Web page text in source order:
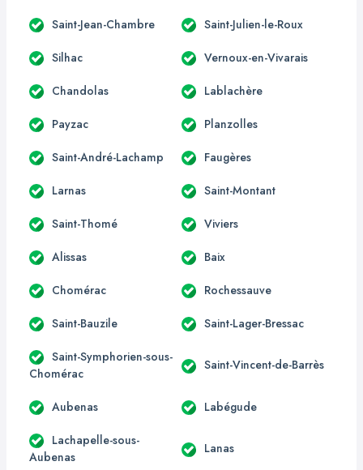
Saint-Jean-Chambre Saint-Julien-le-Roux
Silhac Vernoux-en-Vivarais
Chandolas Lablachère
Payzac Planzolles
Saint-André-Lachamp Faugères
Larnas Saint-Montant
Saint-Thomé Viviers
Alissas Baix
Chomérac Rochessauve
Saint-Bauzile Saint-Lager-Bressac
Saint-Symphorien-sous-
Chomérac
Saint-Vincent-de-Barrès
Aubenas Labégude
Lachapelle-sous-
Aubenas
Lanas